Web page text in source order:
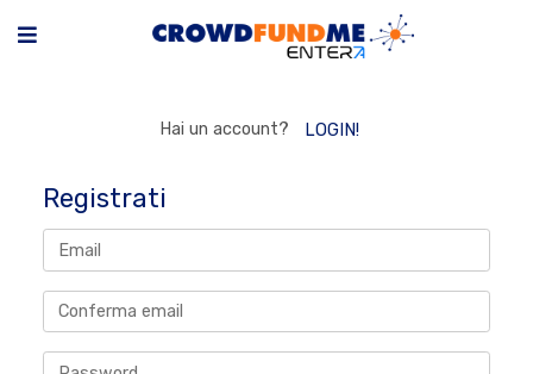
Hai un account? LOGIN!
Registrati